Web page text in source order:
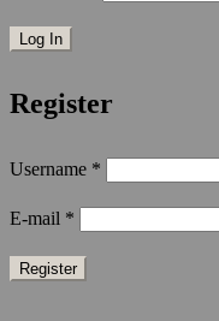
Register
Username *
E-mail *